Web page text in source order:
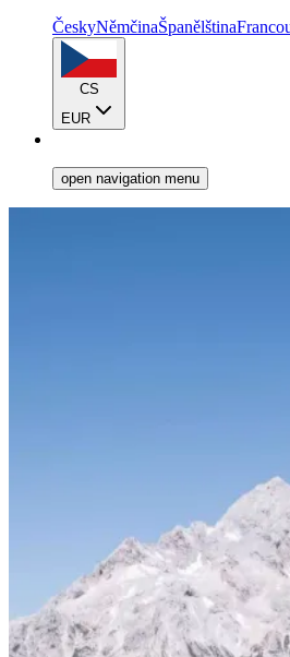
ČeskyNěmčinaŠpanělština
CS
EUR
open navigation menu